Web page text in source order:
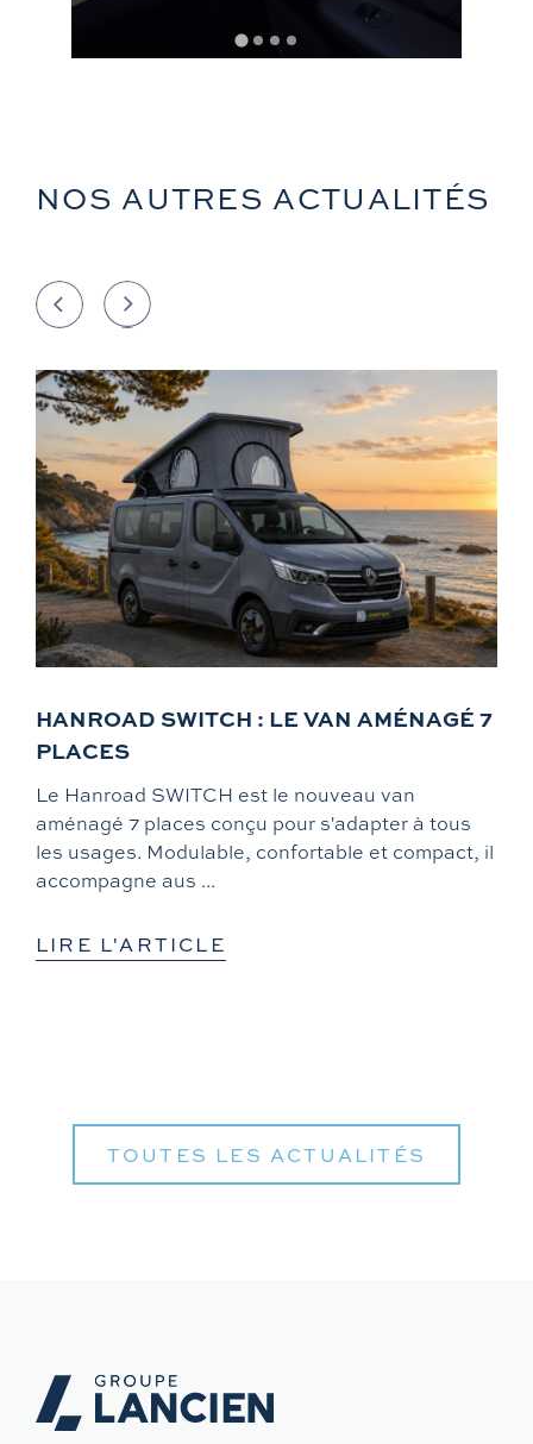
NOS AUTRES ACTUALITÉS
HANROAD SWITCH : LE VAN AMÉNAGÉ 7
PLACES
Le Hanroad SWITCH est le nouveau van
aménagé 7 places conçu pour s'adapter à tous
les usages. Modulable, confortable et compact, il
accompagne aus ...
LIRE L'ARTICLE
TOUTES LES ACTUALITÉS